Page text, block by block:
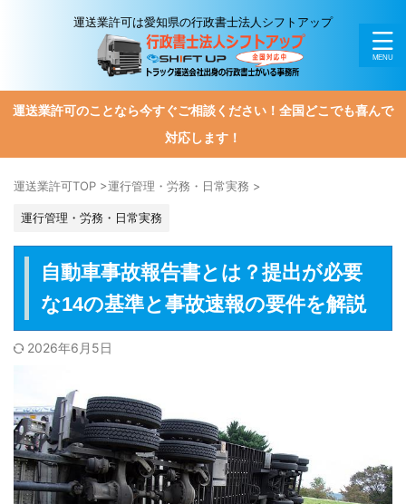
運送業許可は愛知県の行政書士法人シフトアップ
運送業許可のことなら今すぐご相談ください！全国どこでも喜んで
対応します！
運送業許可TOP >運行管理・労務・日常実務 >
運行管理・労務・日常実務
自動車事故報告書とは？提出が必要
な14の基準と事故速報の要件を解説
2026年6月5日